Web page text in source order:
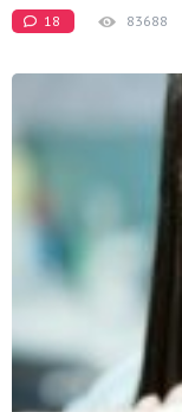
18 83688